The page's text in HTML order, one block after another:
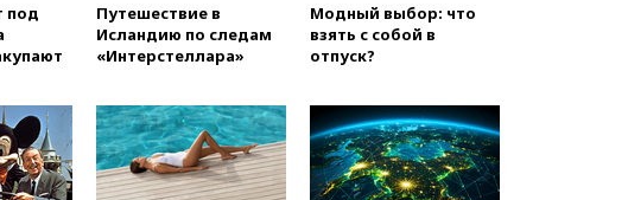
вчера, 20:35Велосипедист
погиб при атаке FPV-дрона в
Белгородской области
заочно арестовали по делу о
финансировании
экстремизма
вчера, 20:20Суд США
под
Путешествие в
Исландию по следам
«Интерстеллара»
Модный выбор: что
взять с собой в
отпуск?